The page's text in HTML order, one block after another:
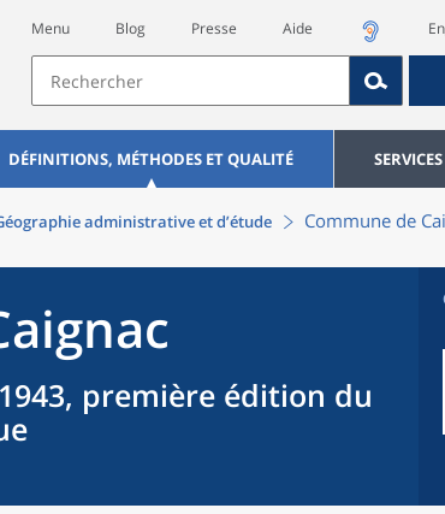
Menu Blog Presse Aide
DÉFINITIONS, MÉTHODES ET QUALITÉ SERVICES
administrative et d’étude Commune de
première édition du